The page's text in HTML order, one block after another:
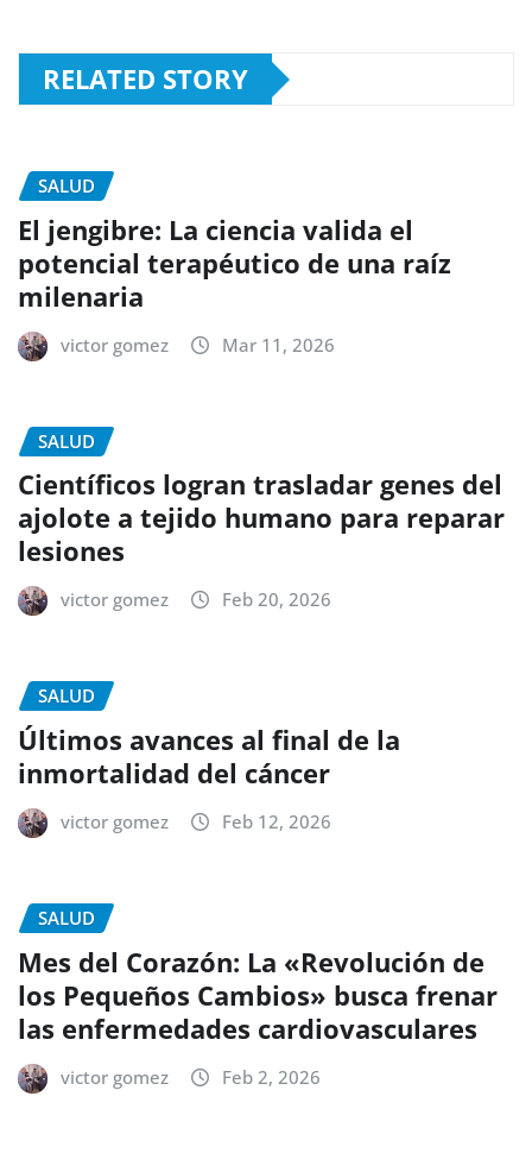
RELATED STORY
SALUD
El jengibre: La ciencia valida el
potencial terapéutico de una raíz
milenaria
victor gomez Mar 11, 2026
SALUD
Científicos logran trasladar genes del
ajolote a tejido humano para reparar
lesiones
victor gomez Feb 20, 2026
SALUD
Últimos avances al final de la
inmortalidad del cáncer
victor gomez Feb 12, 2026
SALUD
Mes del Corazón: La «Revolución de
los Pequeños Cambios» busca frenar
las enfermedades cardiovasculares
victor gomez Feb 2, 2026